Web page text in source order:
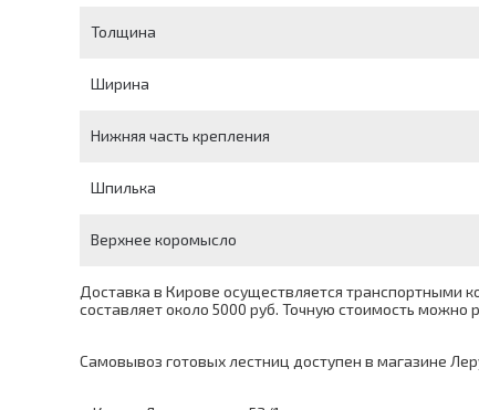
Толщина
Ширина
Нижняя часть крепления
Шпилька
Верхнее коромысло
Доставка в Кирове осуществляется транспортными
составляет около 5000 руб. Точную стоимость можно
Самовывоз готовых лестниц доступен в магазине